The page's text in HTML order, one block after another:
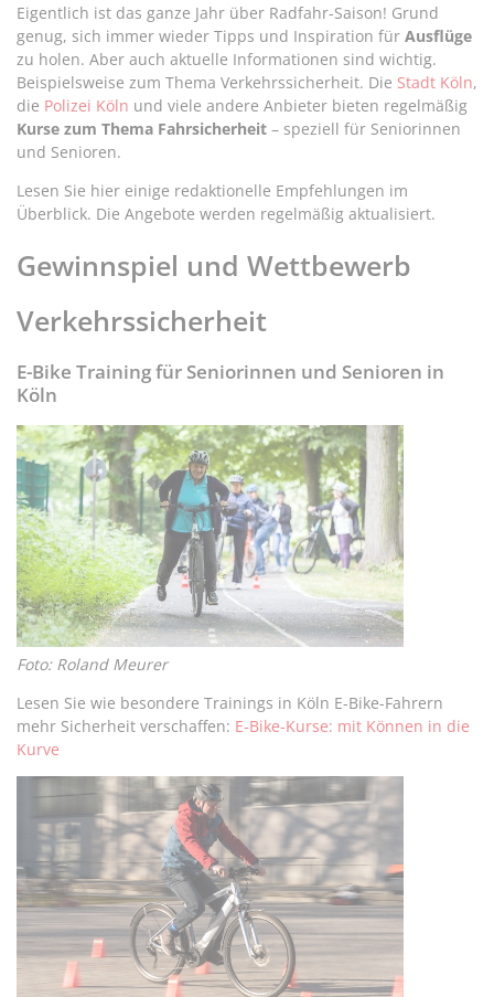
Eigentlich ist das ganze Jahr über Radfahr-Saison! Grund
genug, sich immer wieder Tipps und Inspiration für Ausflüge
zu holen. Aber auch aktuelle Informationen sind wichtig.
Beispielsweise zum Thema Verkehrssicherheit. Die Stadt Köln,
die Polizei Köln und viele andere Anbieter bieten regelmäßig
Kurse zum Thema Fahrsicherheit – speziell für Seniorinnen
und Senioren.
Lesen Sie hier einige redaktionelle Empfehlungen im
Überblick. Die Angebote werden regelmäßig aktualisiert.
Gewinnspiel und Wettbewerb
Verkehrssicherheit
E-Bike Training für Seniorinnen und Senioren in
Köln
Foto: Roland Meurer
Lesen Sie wie besondere Trainings in Köln E-Bike-Fahrern
mehr Sicherheit verschaffen: E-Bike-Kurse: mit Können in die
Kurve